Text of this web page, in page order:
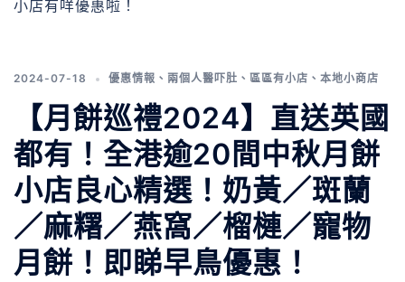
小店有咩優惠啦！
2024-07-18 優惠情報 、 兩個人醫吓肚 、 區區有小店 、 本地小商店
【月餅巡禮2024】直送英國
都有！全港逾20間中秋月餅
小店良心精選！奶黃／斑蘭
／麻糬／燕窩／榴槤／寵物
月餅！即睇早鳥優惠！